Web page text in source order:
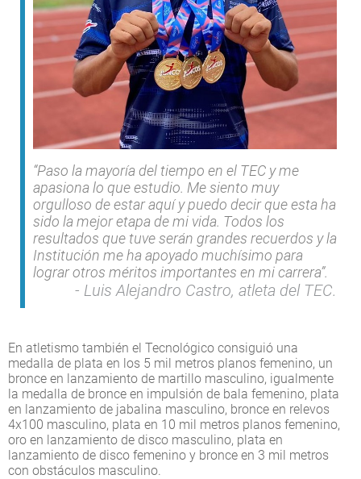
“Paso la mayoría del tiempo en el TEC y me
apasiona lo que estudio. Me siento muy
orgulloso de estar aquí y puedo decir que esta ha
sido la mejor etapa de mi vida. Todos los
resultados que tuve serán grandes recuerdos y la
Institución me ha apoyado muchísimo para
lograr otros méritos importantes en mi carrera”.
Luis Alejandro Castro, atleta del TEC.
En atletismo también el Tecnológico consiguió una
medalla de plata en los 5 mil metros planos femenino, un
bronce en lanzamiento de martillo masculino, igualmente
la medalla de bronce en impulsión de bala femenino, plata
en lanzamiento de jabalina masculino, bronce en relevos
4x100 masculino, plata en 10 mil metros planos femenino,
oro en lanzamiento de disco masculino, plata en
lanzamiento de disco femenino y bronce en 3 mil metros
con obstáculos masculino.